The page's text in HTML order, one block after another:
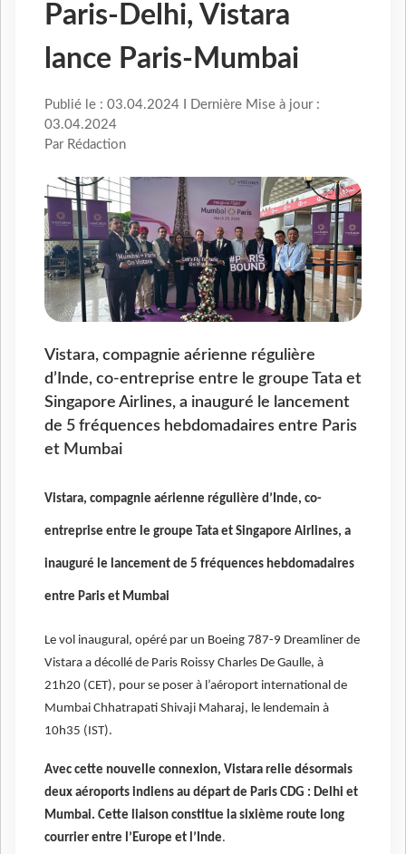
Paris-Delhi, Vistara
lance Paris-Mumbai
Publié le : 03.04.2024 I Dernière Mise à jour :
03.04.2024
Par Rédaction
Vistara, compagnie aérienne régulière
d’Inde, co-entreprise entre le groupe Tata et
Singapore Airlines, a inauguré le lancement
de 5 fréquences hebdomadaires entre Paris
et Mumbai
Vistara, compagnie aérienne régulière d’Inde, co-
entreprise entre le groupe Tata et Singapore Airlines, a
inauguré le lancement de 5 fréquences hebdomadaires
entre Paris et Mumbai
Le vol inaugural, opéré par un Boeing 787-9 Dreamliner de
Vistara a décollé de Paris Roissy Charles De Gaulle, à
21h20 (CET), pour se poser à l’aéroport international de
Mumbai Chhatrapati Shivaji Maharaj, le lendemain à
10h35 (IST).
Avec cette nouvelle connexion, Vistara relie désormais
deux aéroports indiens au départ de Paris CDG : Delhi et
Mumbai. Cette liaison constitue la sixième route long
courrier entre l’Europe et l’Inde.